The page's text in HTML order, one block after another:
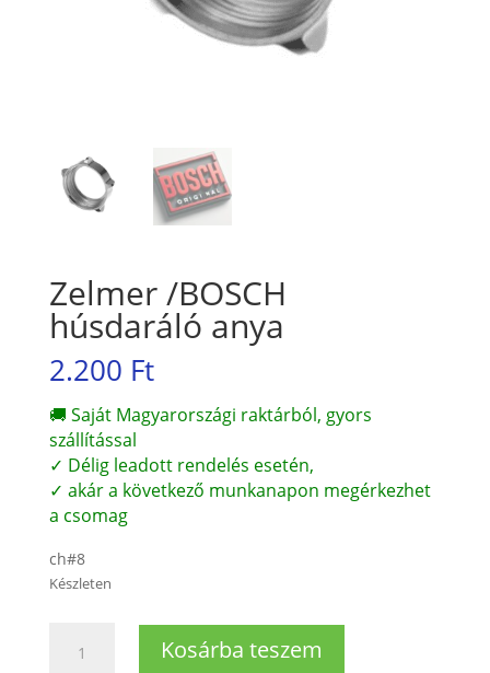
Zelmer /BOSCH
húsdaráló anya
2.200 Ft
🚚 Saját Magyarországi raktárból, gyors
szállítással
✓ Délig leadott rendelés esetén,
✓ akár a következő munkanapon megérkezhet
a csomag
ch#8
Készleten
/BOSCH
Kosárba teszem